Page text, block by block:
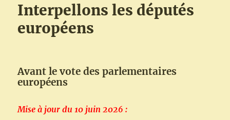
Interpellons les députés
européens
Avant le vote des parlementaires
européens
Mise à jour du 10 juin 2026 :